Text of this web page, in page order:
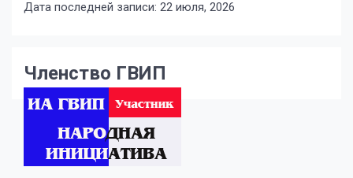
Дата последней записи: 22 июля, 2026
Членство ГВИП